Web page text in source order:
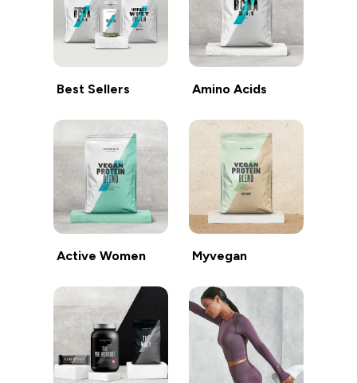
Best Sellers Amino Acids
Active Women Myvegan